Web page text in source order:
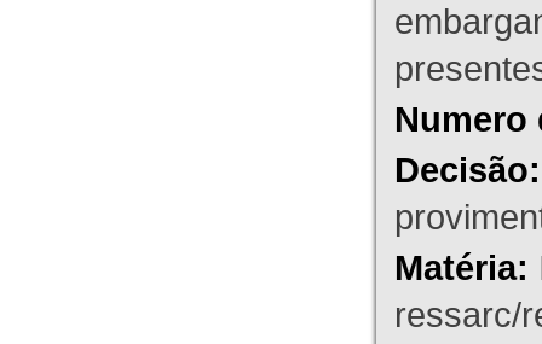
Numero
Decisão:
Matéria:
ressarc/